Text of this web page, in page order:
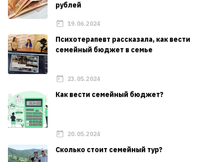
рублей
19.06.2024
Психотерапевт рассказала, как вести
семейный бюджет в семье
23.05.2024
Как вести семейный бюджет?
20.05.2024
Сколько стоит семейный тур?